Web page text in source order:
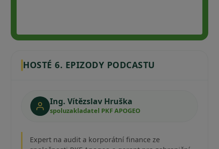
HOSTÉ 6. EPIZODY PODCASTU
Ing. Vítězslav Hruška
spoluzakladatel PKF APOGEO
Expert na audit a korporátní finance ze